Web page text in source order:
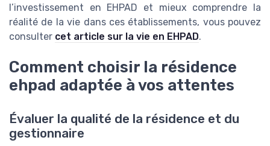
l’investissement en EHPAD et mieux comprendre la
réalité de la vie dans ces établissements, vous pouvez
consulter cet article sur la vie en EHPAD.
Comment choisir la résidence
ehpad adaptée à vos attentes
Évaluer la qualité de la résidence et du
gestionnaire